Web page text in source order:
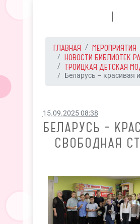
I
ГЛАВНАЯ
МЕРОПРИЯТИЯ
НОВОСТИ БИБЛИОТЕК
ТРОИЦКАЯ ДЕТСКАЯ
Беларусь – красивая
15.09.2025 08:38
БЕЛАРУСЬ –
СВОБОДНАЯ